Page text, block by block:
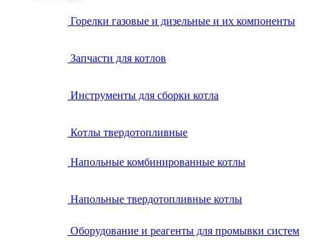
Горелки газовые и дизельные и их компоненты
Запчасти для котлов
Инструменты для сборки котла
Котлы твердотопливные
Напольные комбинированные котлы
Напольные твердотопливные котлы
Оборудование и реагенты для промывки систем